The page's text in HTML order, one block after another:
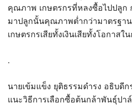
คุณภาพ เกษตรกรที่หลงซื้อไปปลูก
มาปลูกนั้นคุณภาพต่ำกว่ามาตรฐาน
เกษตรกรเสียทั้งเงินเสียทั้งโอกาสใ
.
นายเข้มแข็ง ยุติธรรมดำรง อธิบดีก
แนะวิธีการเลือกซื้อต้นกล้าพันธุ์ป